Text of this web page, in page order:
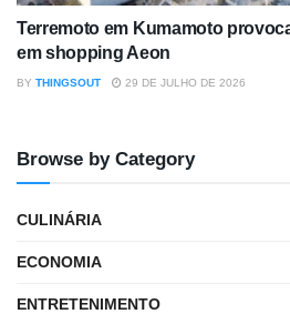
Terremoto em Kumamoto
em shopping Aeon
BY THINGSOUT 29 DE JULHO DE 2026
Browse by Category
CULINÁRIA
ECONOMIA
ENTRETENIMENTO